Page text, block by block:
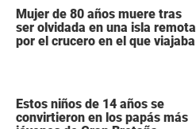
Mujer de 80 años muere tras
ser olvidada en una isla remota
por el crucero en el que viajaba
Estos niños de 14 años se
convirtieron en los papás más